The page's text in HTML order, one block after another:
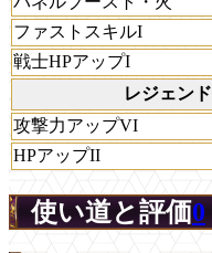
ファストスキルI
戦士HPアップI
レジェン
攻撃力アップVI
HPアップII
使い道と評価0